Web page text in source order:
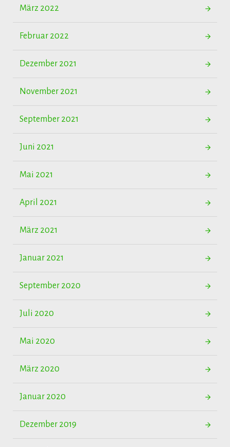
März 2022
Februar 2022
Dezember 2021
November 2021
September 2021
Juni 2021
Mai 2021
April 2021
März 2021
Januar 2021
September 2020
Juli 2020
Mai 2020
März 2020
Januar 2020
Dezember 2019